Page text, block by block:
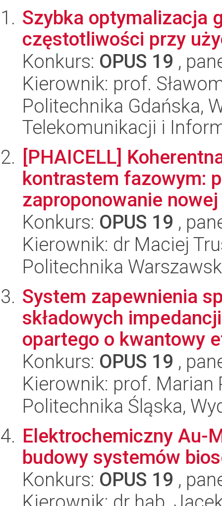
Szybka optymalizacja
częstotliwości przy
Konkurs: OPUS 19 ,
Kierownik: prof.
Politechnika Gdańska,
Telekomunikacji i
[PHAICELL]
kontrastem fazowym:
zaproponowanie
Konkurs: OPUS 19 ,
Kierownik: dr Maciej
Politechnika
System zapewnienia
składowych
opartego o kwantowy
Konkurs: OPUS 19 ,
Kierownik: prof. Marian
Politechnika Śląska,
Elektrochemiczny Au-
budowy systemów
Konkurs: OPUS 19 ,